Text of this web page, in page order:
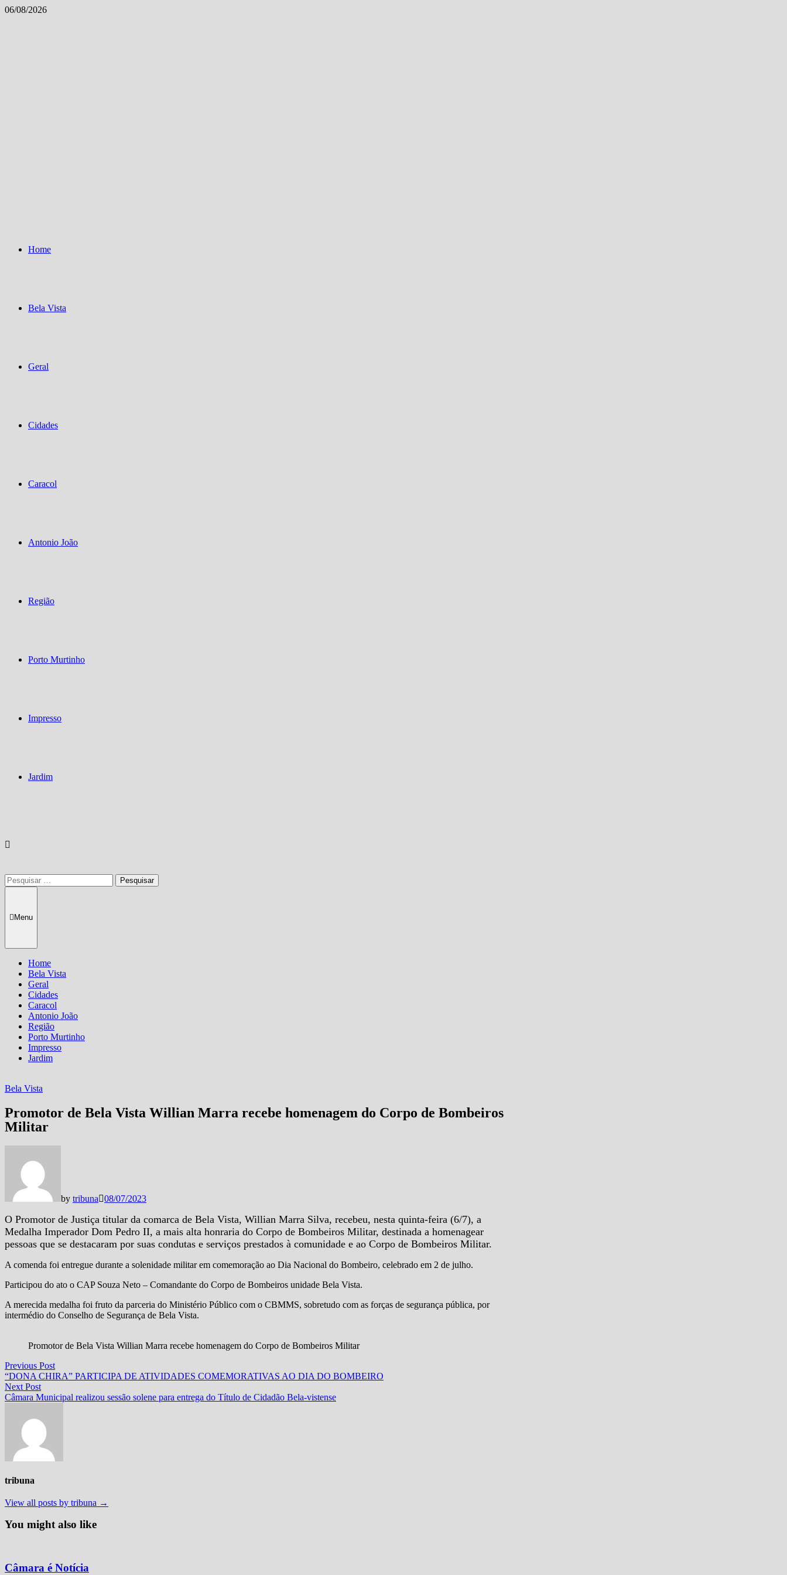
Skip
06/08/2026
Home
Bela Vista
Geral
Cidades
Caracol
Antonio João
Região
Porto Murtinho
Impresso
Jardim
Pesquisar
por:
Menu
Home
Bela Vista
Geral
Cidades
Caracol
Antonio João
Região
Porto Murtinho
Impresso
Jardim
Bela Vista
Promotor de Bela Vista Willian Marra recebe homenagem do Corpo de Bombeiros
Militar
by tribuna 08/07/2023
O Promotor de Justiça titular da comarca de Bela Vista, Willian Marra Silva, recebeu, nesta quinta-feira (6/7), a
Medalha Imperador Dom Pedro II, a mais alta honraria do Corpo de Bombeiros Militar, destinada a homenagear
pessoas que se destacaram por suas condutas e serviços prestados à comunidade e ao Corpo de Bombeiros Militar.
A comenda foi entregue durante a solenidade militar em comemoração ao Dia Nacional do Bombeiro, celebrado em 2 de julho.
Participou do ato o CAP Souza Neto – Comandante do Corpo de Bombeiros unidade Bela Vista.
A merecida medalha foi fruto da parceria do Ministério Público com o CBMMS, sobretudo com as forças de segurança pública, por
intermédio do Conselho de Segurança de Bela Vista.
Promotor de Bela Vista Willian Marra recebe homenagem do Corpo de Bombeiros Militar
Navegação
de
Post
Previous PostPrevious
post:
“DONA CHIRA” PARTICIPA DE ATIVIDADES COMEMORATIVAS AO DIA DO BOMBEIRO
Next PostNext
post:
Câmara Municipal realizou sessão solene para entrega do Título de Cidadão Bela-vistense
tribuna
View all posts by tribuna →
You might also like
Câmara é Notícia